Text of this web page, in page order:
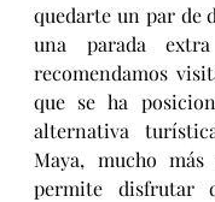
quedarte un par de
una parada
recomendamos
que se ha
alternativa
Maya, mucho
permite disfrutar